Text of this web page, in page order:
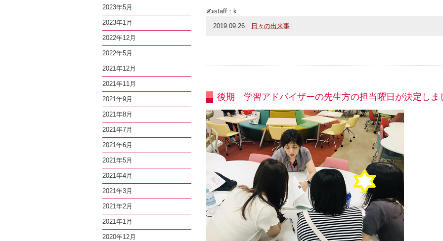
✍staff：k
2019.09.26
日々の出来事
後期 学習アドバイザーの先生方の担当曜日が決定しま
2023年5月
2023年1月
2022年12月
2022年5月
2021年12月
2021年11月
2021年9月
2021年8月
2021年7月
2021年6月
2021年5月
2021年4月
2021年3月
2021年2月
2021年1月
2020年12月